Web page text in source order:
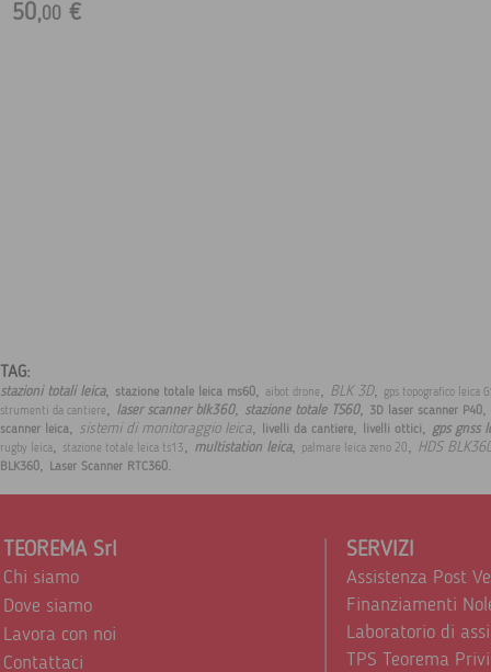
50,00 €
TAG:
stazioni totali leica, stazione totale leica ms60, aibot drone, BLK 3D,
gps topografico leica
strumenti da cantiere, laser scanner blk360, stazione totale TS60, 3D laser scanner P40,
scanner leica, sistemi di monitoraggio leica, livelli da cantiere, livelli ottici, gps gnss
rugby leica, stazione totale leica ts13, multistation leica, palmare leica zeno 20, HDS
BLK360, Laser Scanner RTC360.
TEOREMA Srl
Chi siamo
Dove siamo
Lavora con noi
Contattaci
SERVIZI
Assistenza Post
Finanziamenti
Laboratorio di
TPS Teorema